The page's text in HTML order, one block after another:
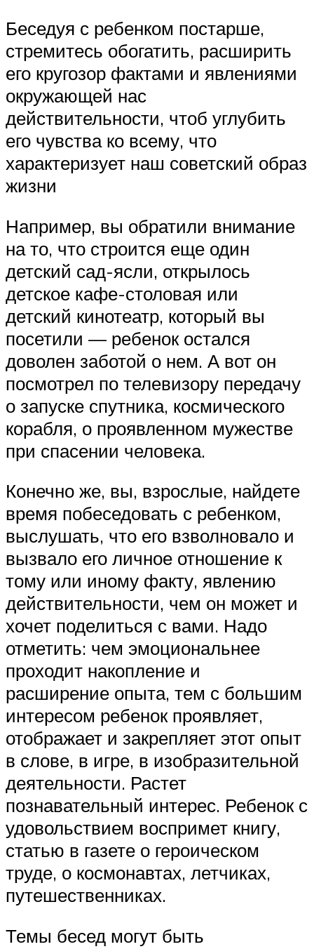
Беседуя с ребенком постарше,
стремитесь обогатить, расширить
его кругозор фактами и явлениями
окружающей нас
действительности, чтоб углубить
его чувства ко всему, что
характеризует наш советский образ
жизни
Например, вы обратили внимание
на то, что строится еще один
детский сад-ясли, открылось
детское кафе-столовая или
детский кинотеатр, который вы
посетили — ребенок остался
доволен заботой о нем. А вот он
посмотрел по телевизору передачу
о запуске спутника, космического
корабля, о проявленном мужестве
при спасении человека.
Конечно же, вы, взрослые, найдете
время побеседовать с ребенком,
выслушать, что его взволновало и
вызвало его личное отношение к
тому или иному факту, явлению
действительности, чем он может и
хочет поделиться с вами. Надо
отметить: чем эмоциональнее
проходит накопление и
расширение опыта, тем с большим
интересом ребенок проявляет,
отображает и закрепляет этот опыт
в слове, в игре, в изобразительной
деятельности. Растет
познавательный интерес. Ребенок с
удовольствием воспримет книгу,
статью в газете о героическом
труде, о космонавтах, летчиках,
путешественниках.
Темы бесед могут быть